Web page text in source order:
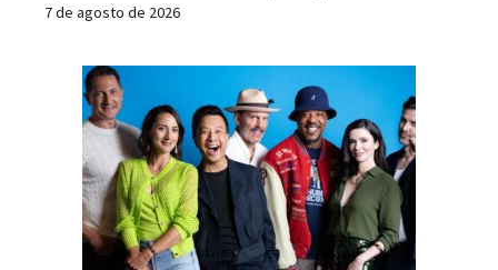
7 de agosto de 2026